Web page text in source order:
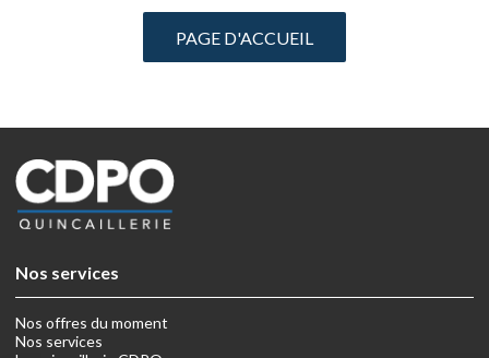
Nos services
Nos offres du moment
Nos services